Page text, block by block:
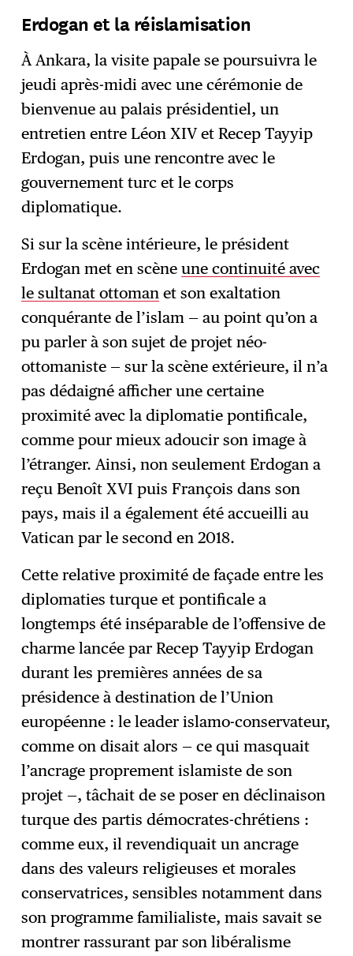
Erdogan et la réislamisation
À Ankara, la visite papale se poursuivra le
jeudi après-midi avec une cérémonie de
bienvenue au palais présidentiel, un
entretien entre Léon XIV et Recep Tayyip
Erdogan, puis une rencontre avec le
gouvernement turc et le corps
diplomatique.
Si sur la scène intérieure, le président
Erdogan met en scèneune continuité avec
le sultanat ottoman et son exaltation
conquérante de l’islam — au point qu’on a
pu parler à son sujet de projet néo-
ottomaniste — sur la scène extérieure, il n’a
pas dédaigné afficher une certaine
proximité avec la diplomatie pontificale,
comme pour mieux adoucir son image à
l’étranger. Ainsi, non seulement Erdogan a
reçu Benoît XVI puis François dans son
pays, mais il a également été accueilli au
Vatican par le second en 2018.
Cette relative proximité de façade entre les
diplomaties turque et pontificale a
longtemps été inséparable de l’offensive de
charme lancée par Recep Tayyip Erdogan
durant les premières années de sa
présidence à destination de l’Union
européenne : le leader islamo-conservateur,
comme on disait alors — ce qui masquait
l’ancrage proprement islamiste de son
projet —, tâchait de se poser en déclinaison
turque des partis démocrates-chrétiens :
comme eux, il revendiquait un ancrage
dans des valeurs religieuses et morales
conservatrices, sensibles notamment dans
son programme familialiste, mais savait se
montrer rassurant par son libéralisme